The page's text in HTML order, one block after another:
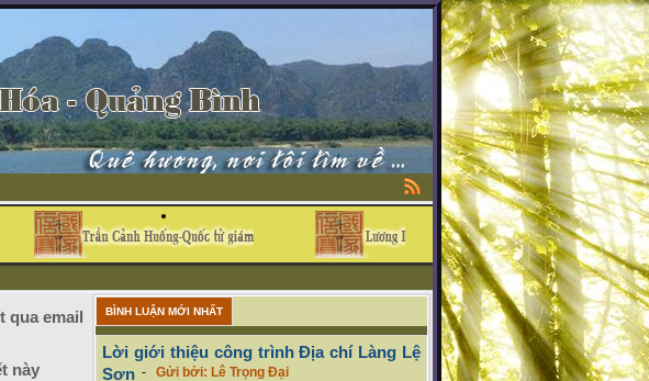
qua email
này
BÌNH LUẬN MỚI NHẤT
Lời giới thiệu công trình Địa chí Làng Lệ
Sơn - Gửi bởi: Lê Trọng Đại